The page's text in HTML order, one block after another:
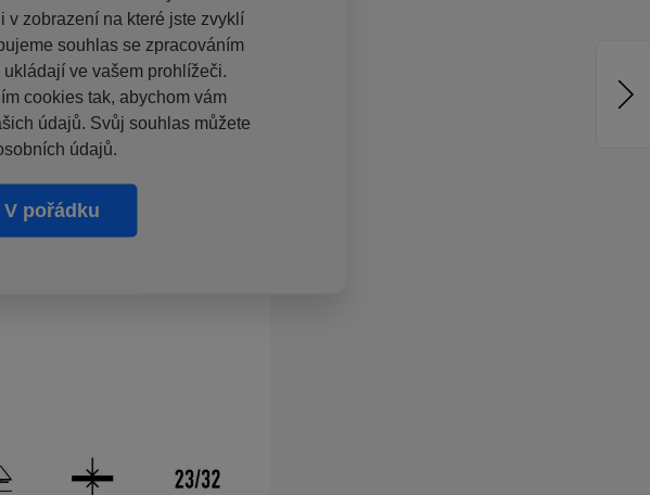
v zobrazení na které jste zvyklí
souhlas se zpracováním
ve vašem prohlížeči.
cookies tak, abychom vám
údajů. Svůj souhlas můžete
údajů.
V pořádku